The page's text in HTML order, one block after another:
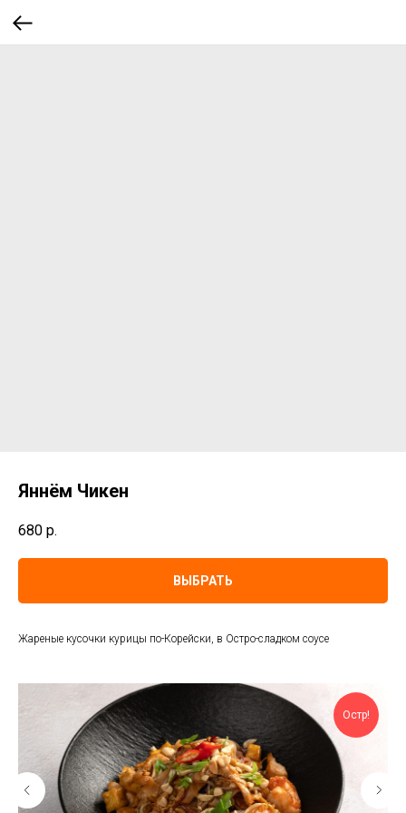
Яннём Чикен
680 р.
ВЫБРАТЬ
Жареные кусочки курицы по-Корейски, в Остро-сладком соусе
Остр!